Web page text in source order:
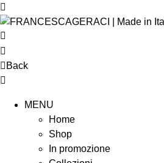
Back
MENU
Home
Shop
In promozione